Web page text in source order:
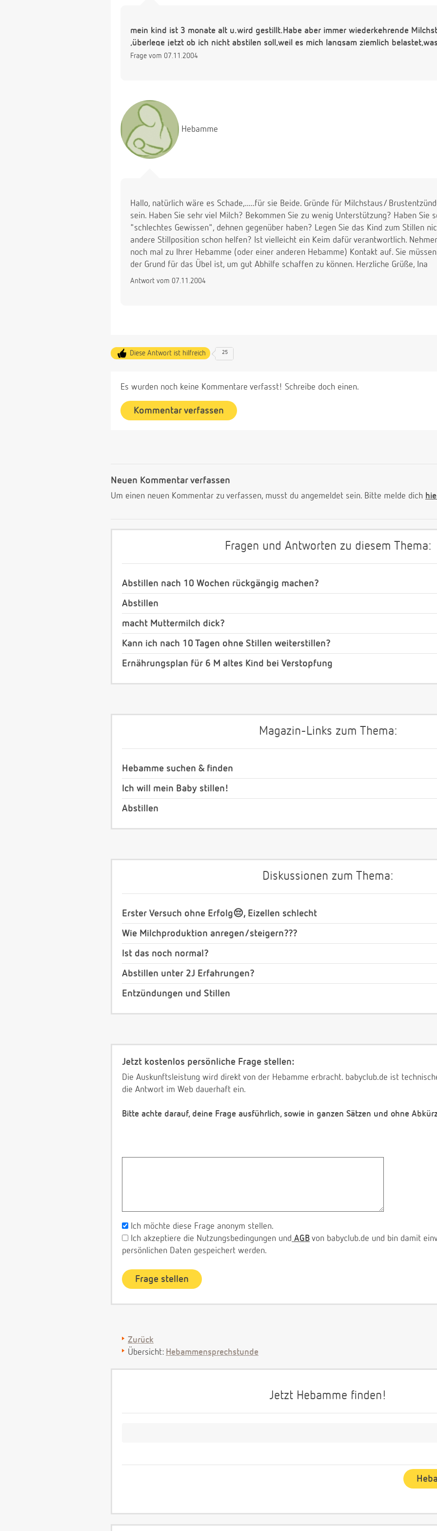
mein kind ist 3 monate alt u.wird gestillt.Habe aber immer wiederkehrende
,überlege jetzt ob ich nicht abstilen soll,weil es mich langsam ziemlich
Frage vom 07.11.2004
Hebamme
Hallo, natürlich wäre es Schade,.....für sie Beide. Gründe für Milchstaus/
sein. Haben Sie sehr viel Milch? Bekommen Sie zu wenig Unterstützung? Haben Sie
"schlechtes Gewissen", dehnen gegenüber haben? Legen Sie das Kind zum Stillen
andere Stillposition schon helfen? Ist vielleicht ein Keim dafür verantwortlich.
noch mal zu Ihrer Hebamme (oder einer anderen Hebamme) Kontakt auf. Sie
der Grund für das Übel ist, um gut Abhilfe schaffen zu können. Herzliche Grüße, Ina
Antwort vom 07.11.2004
Diese Antwort ist hilfreich 25
Es wurden noch keine Kommentare verfasst! Schreibe doch einen.
Kommentar verfassen
Neuen Kommentar verfassen
Um einen neuen Kommentar zu verfassen, musst du angemeldet sein. Bitte melde dich
Fragen und Antworten zu diesem Thema:
Abstillen nach 10 Wochen rückgängig machen?
Abstillen
macht Muttermilch dick?
Kann ich nach 10 Tagen ohne Stillen weiterstillen?
Ernährungsplan für 6 M altes Kind bei Verstopfung
Magazin-Links zum Thema:
Hebamme suchen & finden
Ich will mein Baby stillen!
Abstillen
Diskussionen zum Thema:
Erster Versuch ohne Erfolg😔, Eizellen schlecht
Wie Milchproduktion anregen/steigern???
Ist das noch normal?
Abstillen unter 2J Erfahrungen?
Entzündungen und Stillen
Jetzt kostenlos persönliche Frage stellen:
Die Auskunftsleistung wird direkt von der Hebamme erbracht. babyclub.de ist
die Antwort im Web dauerhaft ein.
Bitte achte darauf, deine Frage ausführlich, sowie in ganzen Sätzen und ohne
Ich möchte diese Frage anonym stellen.
Ich akzeptiere die Nutzungsbedingungen und AGB von babyclub.de und bin damit
persönlichen Daten gespeichert werden.
Zurück
Übersicht: Hebammensprechstunde
Jetzt Hebamme finden!